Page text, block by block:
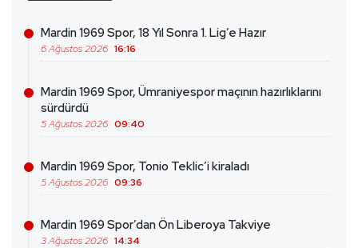
Mardin 1969 Spor, 18 Yıl Sonra 1. Lig’e Hazır
6 Ağustos 2026 16:16
Mardin 1969 Spor, Ümraniyespor maçının hazırlıklarını
sürdürdü
5 Ağustos 2026 09:40
Mardin 1969 Spor, Tonio Teklic’i kiraladı
5 Ağustos 2026 09:36
Mardin 1969 Spor’dan Ön Liberoya Takviye
3 Ağustos 2026 14:34